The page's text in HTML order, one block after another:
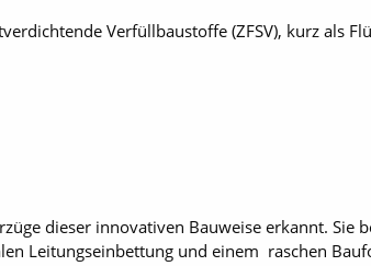
Verfüllbaustoffe (ZFSV), kurz als
dieser innovativen Bauweise erkannt.
Leitungseinbettung und einem raschen